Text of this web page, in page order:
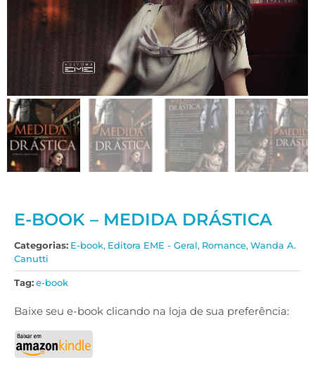
E-BOOK – MEDIDA DRÁSTICA
Categorias: E-book, Editora EME - Geral, Romance, Wanda A.
Canutti
Tag:e-book
Baixe seu e-book clicando na loja de sua preferência: